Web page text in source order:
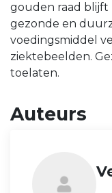
gouden raad blijft
gezonde en
voedingsmiddel
ziektebeelden.
toelaten.
Auteurs